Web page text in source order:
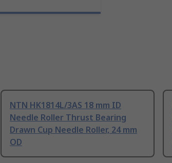
NTN HK1814L/3AS 18 mm ID
Needle Roller Thrust Bearing
Drawn Cup Needle Roller, 24 mm
OD